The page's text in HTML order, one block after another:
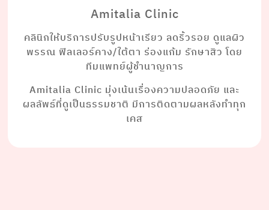
Amitalia Clinic
คลินิกให้บริการปรับรูปหน้าเรียว ลดริ้วรอย ดูแลผิว
พรรณ ฟิลเลอร์คาง/ใต้ตา ร่องแก้ม รักษาสิว โดย
ทีมแพทย์ผู้ชำนาญการ
Amitalia Clinic มุ่งเน้นเรื่องความปลอดภัย และ
ผลลัพธ์ที่ดูเป็นธรรมชาติ มีการติดตามผลหลังทำทุก
เคส